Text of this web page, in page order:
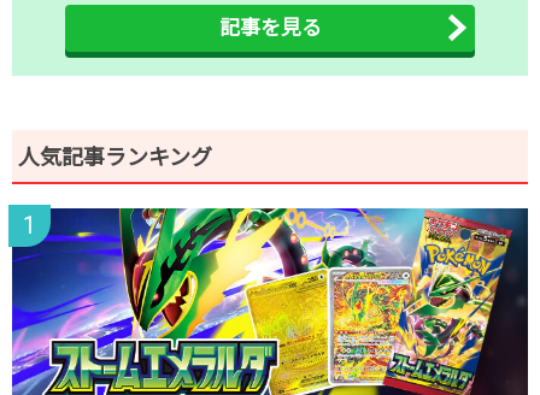
記事を見る
人気記事ランキング